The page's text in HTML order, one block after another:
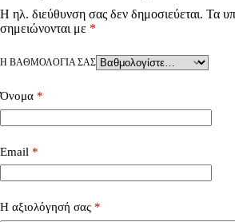
Η ηλ. διεύθυνση σας δεν δημοσιεύεται. Τα
σημειώνονται με *
Η ΒΑΘΜΟΛΟΓΊΑ ΣΑΣ
Όνομα *
Email *
Η αξιολόγησή σας *